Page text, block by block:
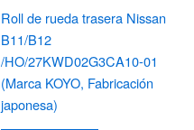
Roll de rueda trasera Nissan
B11/B12
/HO/27KWD02G3CA10-01
(Marca KOYO, Fabricación
japonesa)